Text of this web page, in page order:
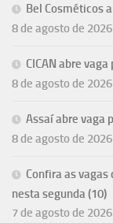
Bel Cosméticos
8 de agosto de 2026
CICAN abre
8 de agosto de 2026
Assaí abre vaga
8 de agosto de 2026
Confira as
nesta segunda (10)
7 de agosto de 2026